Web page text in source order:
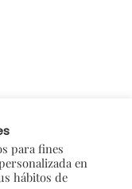
CRIANZA
para fines
en
hábitos de